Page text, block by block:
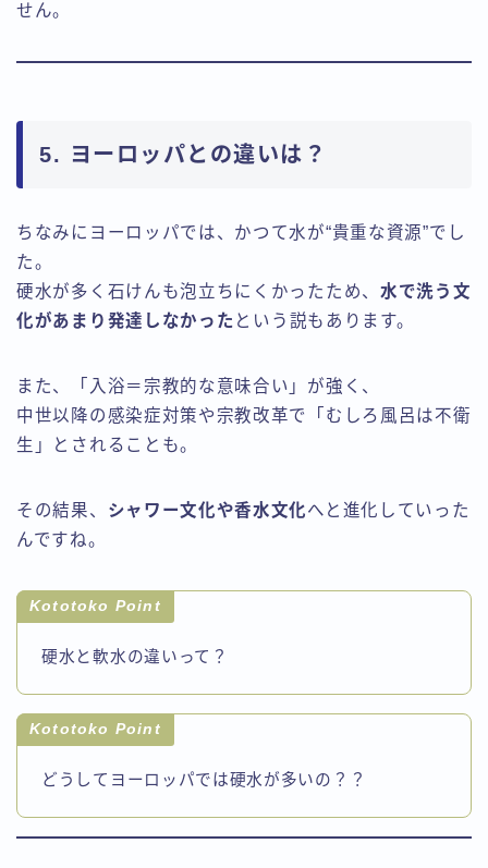
せん。
5. ヨーロッパとの違いは？
ちなみにヨーロッパでは、かつて水が“貴重な資源”でし
た。
硬水が多く石けんも泡立ちにくかったため、 水で洗う文
化があまり発達しなかった という説もあります。
また、「入浴＝宗教的な意味合い」が強く、
中世以降の感染症対策や宗教改革で「むしろ風呂は不衛
生」とされることも。
その結果、 シャワー文化や香水文化へと進化していった
んですね。
Kototoko Point
硬水と軟水の違いって？
Kototoko Point
どうしてヨーロッパでは硬水が多いの？？